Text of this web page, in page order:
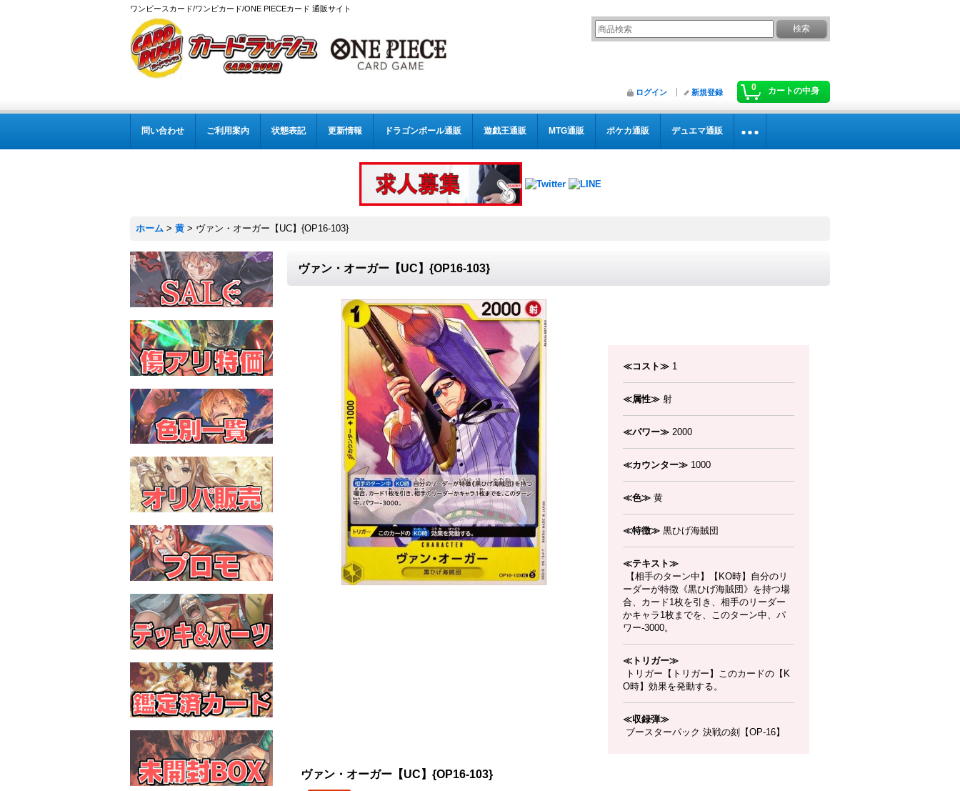
ワンピースカード/ワンピカード/ONE PIECEカード 通販サイト
0 カートの中身
ログイン 新規登録
問い合わせ ご利用案内 状態表記 更新情報 ドラゴンボール通販 遊戯王通販 MTG通販 ポケカ通販 デュエマ通販
ホーム > 黄 > ヴァン・オーガー【UC】{OP16-103}
ヴァン・オーガー【UC】{OP16-103}
≪コスト≫ 1
≪属性≫ 射
≪パワー≫ 2000
≪カウンター≫ 1000
≪色≫ 黄
≪特徴≫ 黒ひげ海賊団
≪テキスト≫
【相手のターン中】【KO時】自分のリ
ーダーが特徴《黒ひげ海賊団》を持つ場
合、カード1枚を引き、相手のリーダー
かキャラ1枚までを、このターン中、パ
ワー-3000。
≪トリガー≫
トリガー【トリガー】このカードの【K
O時】効果を発動する。
≪収録弾≫
ブースターパック 決戦の刻【OP-16】
ヴァン・オーガー【UC】{OP16-103}